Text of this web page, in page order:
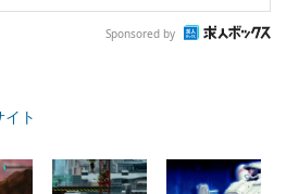
Sponsored by
ト